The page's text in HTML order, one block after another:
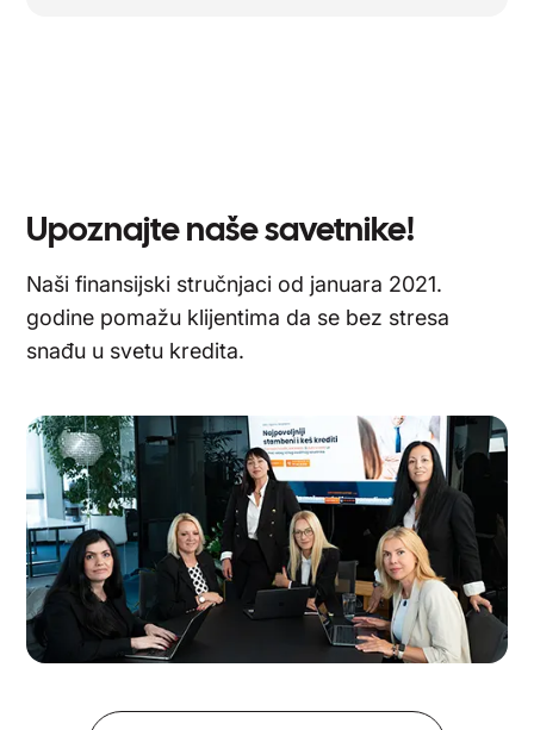
Upoznajte naše savetnike!
Naši finansijski stručnjaci od januara 2021.
godine pomažu klijentima da se bez stresa
snađu u svetu kredita.